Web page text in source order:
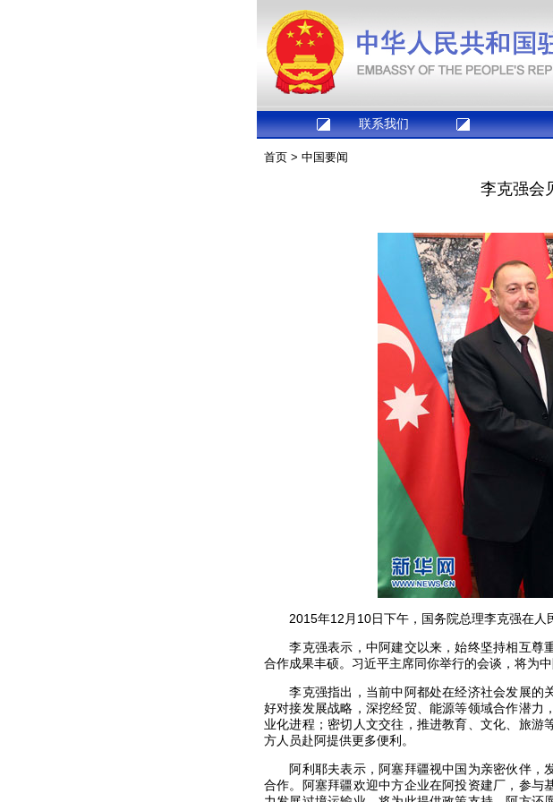
联系我们
首页 > 中国要闻
李克强会
2015年12月10日下午，国务院总理李克强在人
李克强表示，中阿建交以来，始终坚持相互尊
合作成果丰硕。习近平主席同你举行的会谈，将为
李克强指出，当前中阿都处在经济社会发展的
好对接发展战略，深挖经贸、能源等领域合作潜力
业化进程；密切人文交往，推进教育、文化、旅
方人员赴阿提供更多便利。
阿利耶夫表示，阿塞拜疆视中国为亲密伙伴，
合作。阿塞拜疆欢迎中方企业在阿投资建厂，参